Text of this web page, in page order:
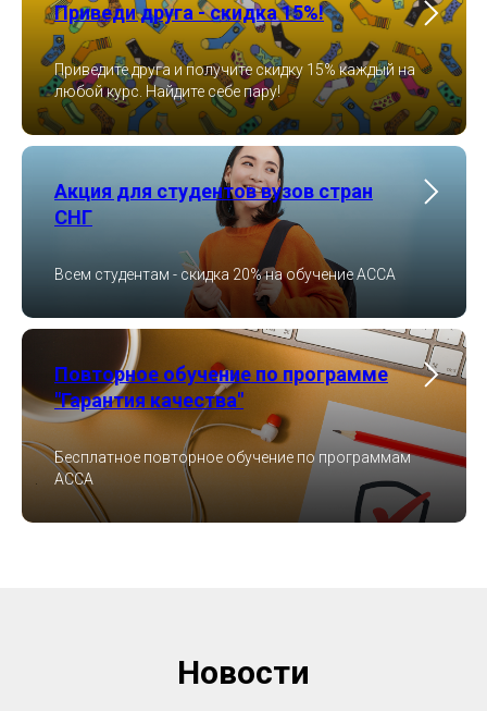
Приведи друга - скидка 15%!
Приведите друга и получите скидку 15% каждый на
любой курс. Найдите себе пару!
Акция для студентов вузов стран
СНГ
Всем студентам - скидка 20% на обучение ACCA
Повторное обучение по программе
"Гарантия качества"
Бесплатное повторное обучение по программам
ACCA
Новости